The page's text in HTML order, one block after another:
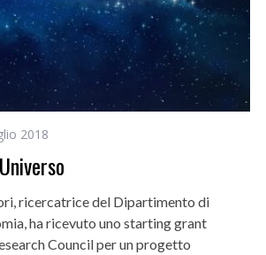
2018
ricercatrice del Dipartimento di
ha ricevuto uno starting grant
Council per un progetto